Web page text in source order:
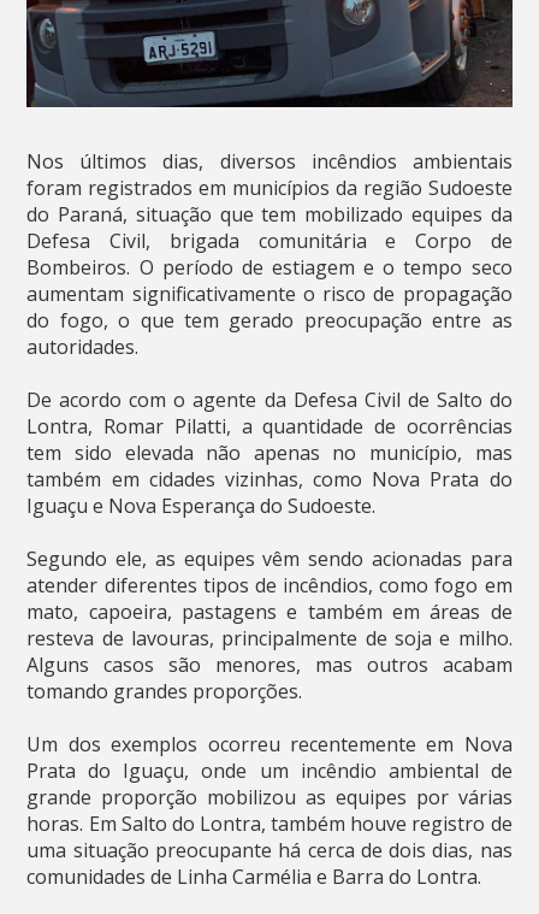
Nos últimos dias, diversos incêndios ambientais
foram registrados em municípios da região Sudoeste
do Paraná, situação que tem mobilizado equipes da
Defesa Civil, brigada comunitária e Corpo de
Bombeiros. O período de estiagem e o tempo seco
aumentam significativamente o risco de propagação
do fogo, o que tem gerado preocupação entre as
autoridades.
De acordo com o agente da Defesa Civil de Salto do
Lontra, Romar Pilatti, a quantidade de ocorrências
tem sido elevada não apenas no município, mas
também em cidades vizinhas, como Nova Prata do
Iguaçu e Nova Esperança do Sudoeste.
Segundo ele, as equipes vêm sendo acionadas para
atender diferentes tipos de incêndios, como fogo em
mato, capoeira, pastagens e também em áreas de
resteva de lavouras, principalmente de soja e milho.
Alguns casos são menores, mas outros acabam
tomando grandes proporções.
Um dos exemplos ocorreu recentemente em Nova
Prata do Iguaçu, onde um incêndio ambiental de
grande proporção mobilizou as equipes por várias
horas. Em Salto do Lontra, também houve registro de
uma situação preocupante há cerca de dois dias, nas
comunidades de Linha Carmélia e Barra do Lontra.